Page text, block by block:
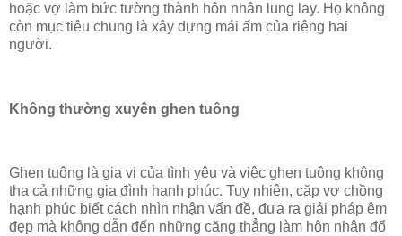
hoặc vợ làm bức tường thành hôn nhân lung lay. Họ không
còn mục tiêu chung là xây dựng mái ấm của riêng hai
người.
Không thường xuyên ghen tuông
Ghen tuông là gia vị của tình yêu và việc ghen tuông không
tha cả những gia đình hạnh phúc. Tuy nhiên, cặp vợ chồng
hạnh phúc biết cách nhìn nhận vấn đề, đưa ra giải pháp êm
đẹp mà không dẫn đến những căng thẳng làm hôn nhân đổ